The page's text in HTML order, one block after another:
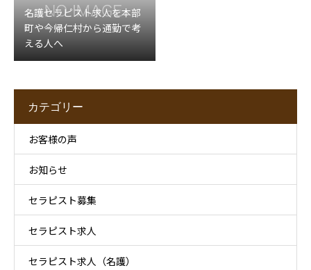
名護セラピスト求人を本部
町や今帰仁村から通勤で考
える人へ
カテゴリー
お客様の声
お知らせ
セラピスト募集
セラピスト求人
セラピスト求人（名護）